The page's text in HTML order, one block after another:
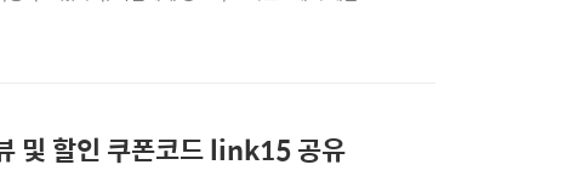
7세대 제품을 대여 받아 리뷰를 해보게 되었습니다.
및 할인 쿠폰코드 link15 공유